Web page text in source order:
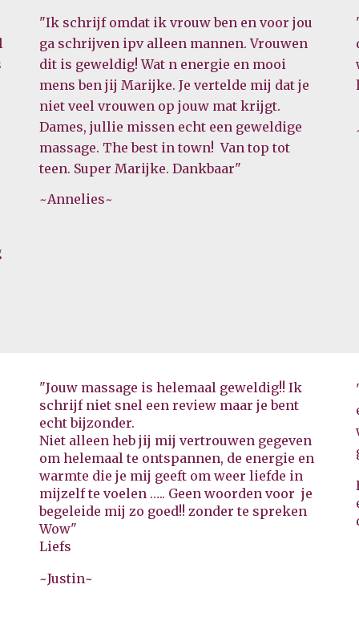
"Ik schrijf omdat ik vrouw ben en voor jou
ga schrijven ipv alleen mannen. Vrouwen
dit is geweldig! Wat n energie en mooi
mens ben jij Marijke. Je vertelde mij dat je
niet veel vrouwen op jouw mat krijgt.
Dames, jullie missen echt een geweldige
massage. The best in town! Van top tot
teen. Super Marijke. Dankbaar"
~Annelies~
"Jouw massage is helemaal geweldig!! Ik
schrijf niet snel een review maar je bent
echt bijzonder.
Niet alleen heb jij mij vertrouwen gegeven
om helemaal te ontspannen, de energie en
warmte die je mij geeft om weer liefde in
mijzelf te voelen ….. Geen woorden voor je
begeleide mij zo goed!! zonder te spreken
Wow"
Liefs
~Justin~